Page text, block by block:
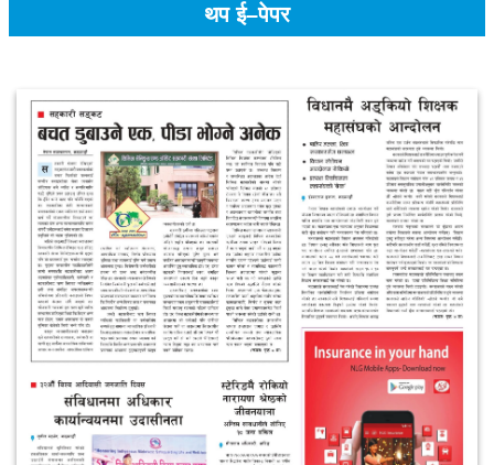
थप ई–पेपर